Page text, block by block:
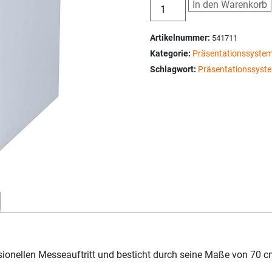
In den Warenkorb
Artikelnummer: 541711
Kategorie:
Schlagwort:
Messeauftritt und besticht durch seine Maße von 70